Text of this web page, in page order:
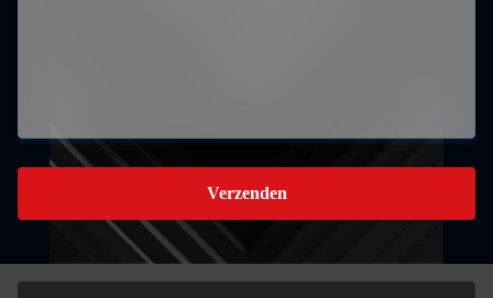
Verzenden